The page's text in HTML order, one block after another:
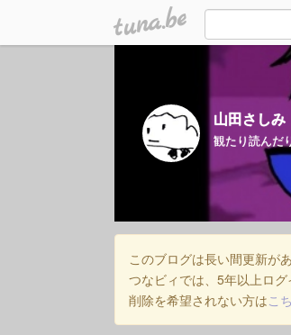
tuna.be
山田さしみ
観たり読んだ
このブログは長い間更新が
つなビィでは、5年以上ロ
削除を希望されない方はこ